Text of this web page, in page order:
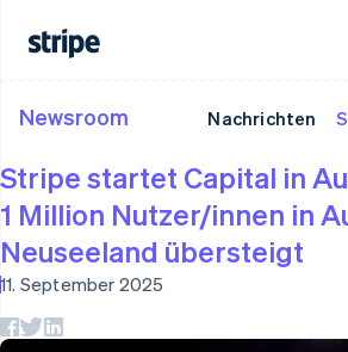
Umsatz
Billing
Wiederkehrender Umsatz
Metronome
Nutzungsbasierte
Abrechnung
Abonnements
Abonnementverwaltung
Invoicing
Nach Phase
Unternehmen
Start-ups
Agentenbasierter
Dokumentation
Stripe-
API-Referenz
Bibliotheken und
Stripe Apps
Wissenswertes
Blog
Kundenstories
Leitfäden
Newsroom Nachrichten
Stripe startet Capital in
1 Million Nutzer/innen in
Neuseeland übersteigt
11. September 2025
Português
Bulgarien
English
Deutsch English
Estland
English
Festlandchina
简体中文English
Finnland
Frankreich